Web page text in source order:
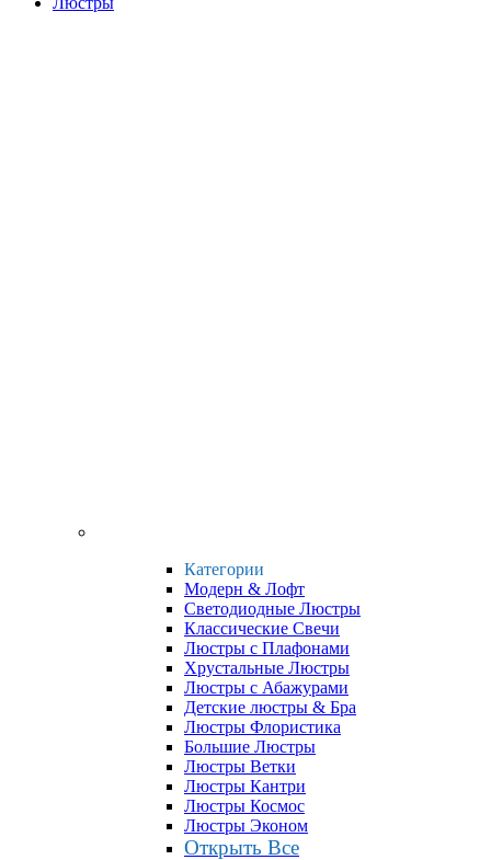
Категории
Модерн & Лофт
Светодиодные Люстры
Классические Свечи
Люстры с Плафонами
Хрустальные Люстры
Люстры с Абажурами
Детские люстры & Бра
Люстры Флористика
Большие Люстры
Люстры Ветки
Люстры Кантри
Люстры Космос
Люстры Эконом
Открыть Все